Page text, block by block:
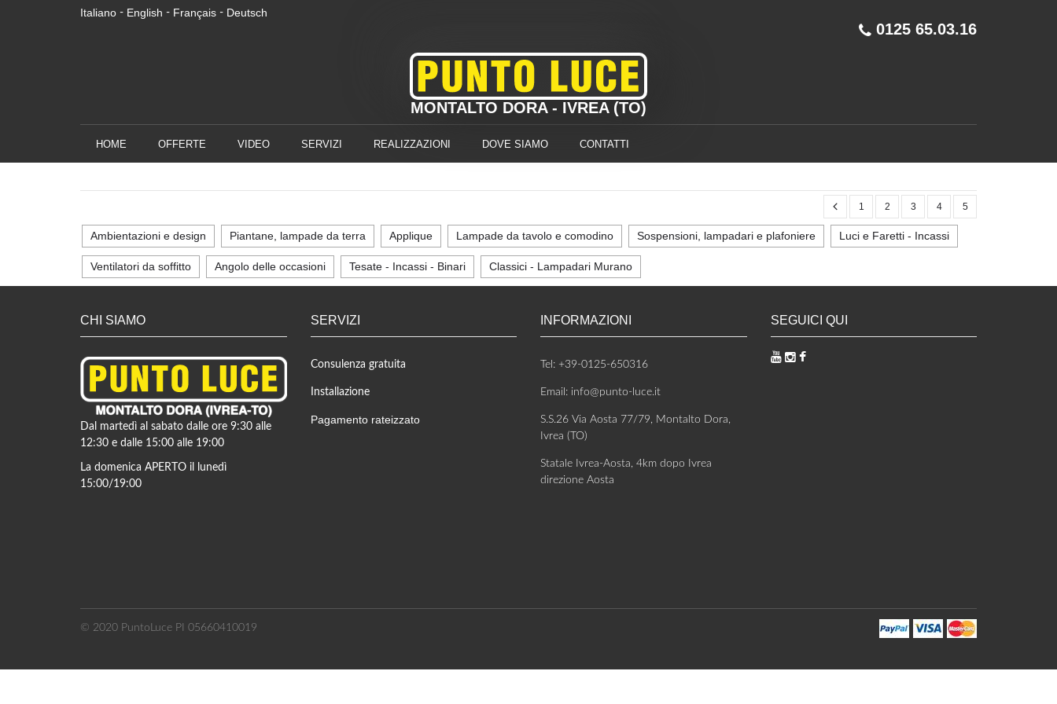
Italiano - English - Français - Deutsch
0125 65.03.16
MONTALTO DORA - IVREA (TO)
HOME OFFERTE VIDEO SERVIZI REALIZZAZIONI DOVE SIAMO CONTATTI
1 2 3 4 5
Ambientazioni e design Piantane, lampade da terra Applique Lampade da tavolo e comodino Sospensioni, lampadari e plafoniere Luci e Faretti - Incassi
Ventilatori da soffitto Angolo delle occasioni Tesate - Incassi - Binari Classici - Lampadari Murano
CHI SIAMO
Dal martedì al sabato dalle ore 9:30 alle
12:30 e dalle 15:00 alle 19:00
La domenica APERTO il lunedì
15:00/19:00
SERVIZI
Consulenza gratuita
Installazione
Pagamento rateizzato
INFORMAZIONI
Tel: +39-0125-650316
Email: info@punto-luce.it
S.S.26 Via Aosta 77/79, Montalto Dora,
Ivrea (TO)
Statale Ivrea-Aosta, 4km dopo Ivrea
direzione Aosta
SEGUICI QUI
© 2020 PuntoLuce PI 05660410019